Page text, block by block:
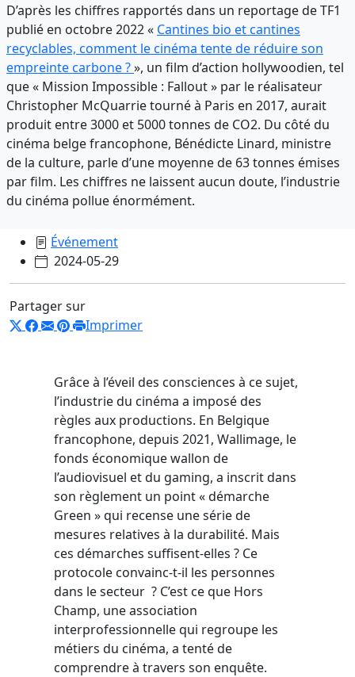
D’après les chiffres rapportés dans un reportage de TF1
publié en octobre 2022 « Cantines bio et cantines
recyclables, comment le cinéma tente de réduire son
empreinte carbone ?», un film d’action hollywoodien, tel
que « Mission Impossible : Fallout » par le réalisateur
Christopher McQuarrie tourné à Paris en 2017, aurait
produit entre 3000 et 5000 tonnes de CO2. Du côté du
cinéma belge francophone, Bénédicte Linard, ministre
de la culture, parle d’une moyenne de 63 tonnes émises
par film. Les chiffres ne laissent aucun doute, l’industrie
du cinéma pollue énormément.
Événement
2024-05-29
Partager sur
Imprimer
Grâce à l’éveil des consciences à ce sujet,
l’industrie du cinéma a imposé des
règles aux productions. En Belgique
francophone, depuis 2021, Wallimage, le
fonds économique wallon de
l’audiovisuel et du gaming, a inscrit dans
son règlement un point « démarche
Green » qui recense une série de
mesures relatives à la durabilité. Mais
ces démarches suffisent-elles ? Ce
protocole convainc-t-il les personnes
dans le secteur ? C’est ce que Hors
Champ, une association
interprofessionnelle qui regroupe les
métiers du cinéma, a tenté de
comprendre à travers son enquête.